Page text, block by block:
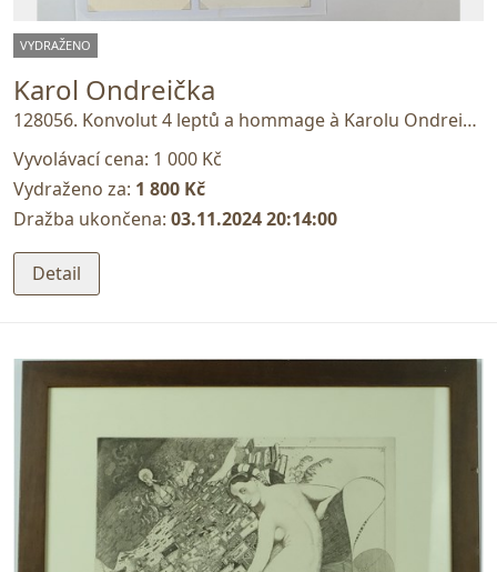
VYDRAŽENO
Karol Ondreička
128056. Konvolut 4 leptů a hommage à Karolu Ondreičkovi
Vyvolávací cena: 1 000 Kč
Vydraženo za: 1 800 Kč
Dražba ukončena: 03.11.2024 20:14:00
Detail